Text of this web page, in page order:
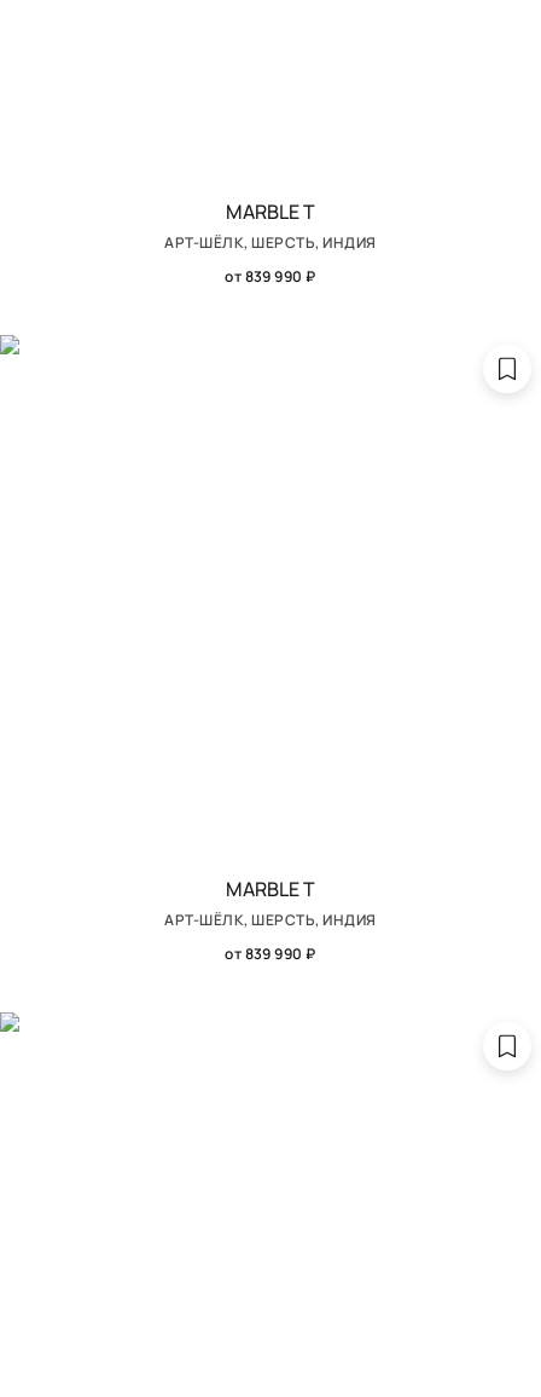
MARBLE T
АРТ-ШЁЛК, ШЕРСТЬ, ИНДИЯ
от 839 990 ₽
MARBLE T
АРТ-ШЁЛК, ШЕРСТЬ, ИНДИЯ
от 839 990 ₽